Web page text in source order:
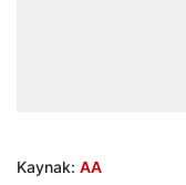
Kaynak: AA